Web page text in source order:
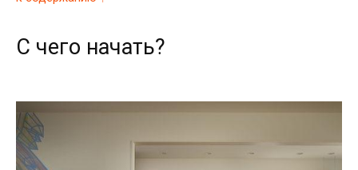
С чего начать?